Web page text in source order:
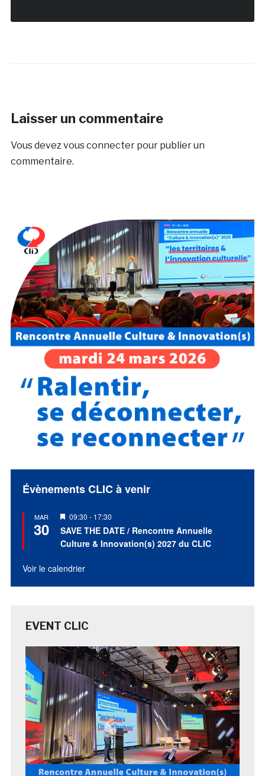
Laisser un commentaire
Vous devezvous connecterpour publier un
commentaire.
Évènements CLIC à venir
MAR
30
Mis
en
avant
09:30 - 17:30
SAVE THE DATE / Rencontre Annuelle
Culture & Innovation(s) 2027 du CLIC
Voir le calendrier
EVENT CLIC